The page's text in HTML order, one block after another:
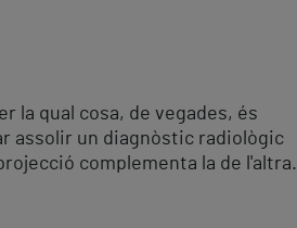
la qual cosa, de vegades, és
assolir un diagnòstic radiològic
complementa la de l'altra.